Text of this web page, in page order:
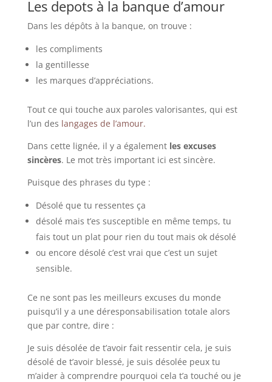
Les depots à la banque d’amour
Dans les dépôts à la banque, on trouve :
les compliments
la gentillesse
les marques d’appréciations.
Tout ce qui touche aux paroles valorisantes, qui est
l’un des langages de l’amour.
Dans cette lignée, il y a égalementles excuses
sincères. Le mot très important ici est sincère.
Puisque des phrases du type :
Désolé que tu ressentes ça
désolé mais t’es susceptible en même temps, tu
fais tout un plat pour rien du tout mais ok désolé
ou encore désolé c’est vrai que c’est un sujet
sensible.
Ce ne sont pas les meilleurs excuses du monde
puisqu’il y a une déresponsabilisation totale alors
que par contre, dire :
Je suis désolée de t’avoir fait ressentir cela, je suis
désolé de t’avoir blessé, je suis désolée peux tu
m’aider à comprendre pourquoi cela t’a touché ou je